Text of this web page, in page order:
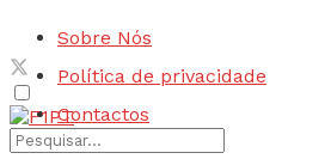
Sobre Nós
Política de privacidade
Contactos